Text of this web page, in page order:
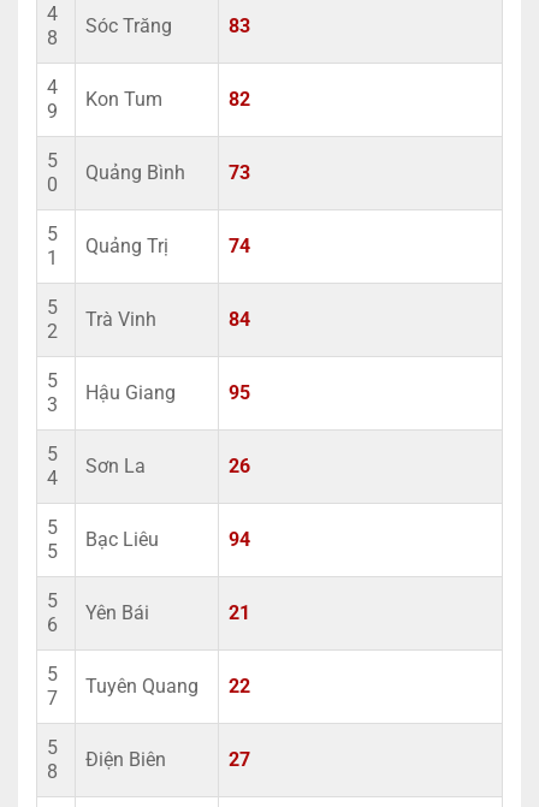
4
8
Sóc Trăng 83
4
9
Kon Tum 82
5
0
Quảng Bình 73
5
1
Quảng Trị 74
5
2
Trà Vinh 84
5
3
Hậu Giang 95
5
4
Sơn La 26
5
5
Bạc Liêu 94
5
6
Yên Bái 21
5
7
Tuyên Quang 22
5
8
Điện Biên 27